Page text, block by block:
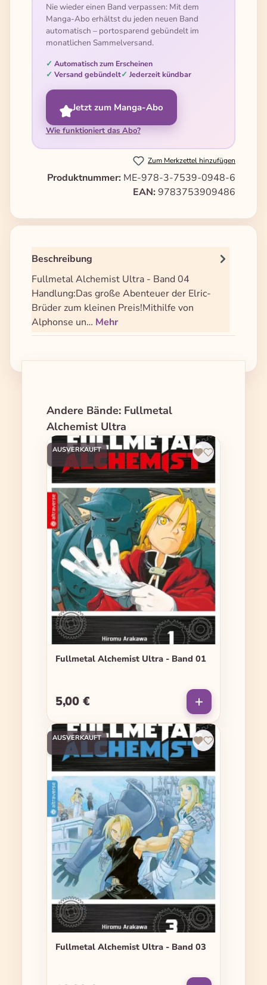
Nie wieder einen Band verpassen: Mit dem
Manga-Abo erhältst du jeden neuen Band
automatisch – portosparend gebündelt im
monatlichen Sammelversand.
Automatisch zum Erscheinen
Versand gebündelt
Jederzeit kündbar
Jetzt zum Manga-Abo
Wie funktioniert das Abo?
Zum Merkzettel hinzufügen
Produktnummer: ME-978-3-7539-0948-6
EAN: 9783753909486
Beschreibung
Fullmetal Alchemist Ultra - Band 04
Handlung:Das große Abenteuer der Elric-
Brüder zum kleinen Preis!Mithilfe von
Alphonse un… Mehr
Produktgalerie überspringen
Andere Bände: Fullmetal
Alchemist Ultra
AUSVERKAUFT
Fullmetal Alchemist Ultra - Band 01
Regulärer Preis:
5,00 €
AUSVERKAUFT
Fullmetal Alchemist Ultra - Band 03